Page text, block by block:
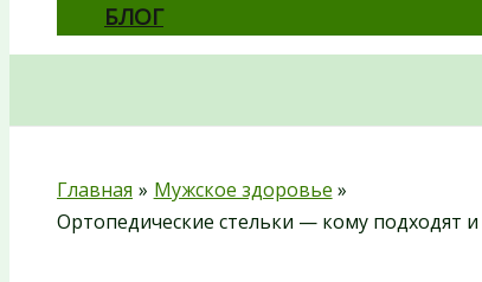
БЛОГ
Главная
Мужское здоровье
Ортопедические стельки — кому подходят